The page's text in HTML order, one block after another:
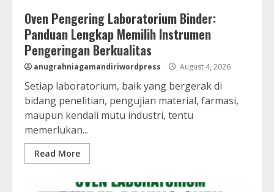
Oven Pengering Laboratorium Binder:
Panduan Lengkap Memilih Instrumen
Pengeringan Berkualitas
anugrahniagamandiriwordpress August 4, 2026
Setiap laboratorium, baik yang bergerak di
bidang penelitian, pengujian material, farmasi,
maupun kendali mutu industri, tentu
memerlukan...
Read More